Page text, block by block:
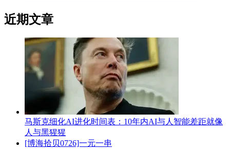
近期文章
马斯克细化AI进化时间表：10年内AI与人智能差距就像
人与黑猩猩
[博海拾贝0726]一元一串